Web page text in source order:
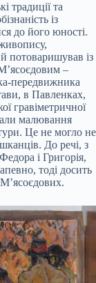
традиції та
із
до його юності.
потоваришував із
–
передвижника
в Павленках,
гравіметричної
малювання
Це не могло не
До речі, з
і Григорія,
тоді досить